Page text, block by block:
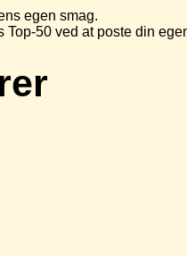
egen smag.
50 ved at poste din